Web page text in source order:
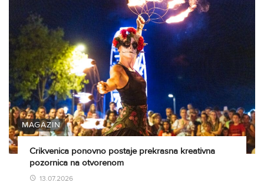
MAGAZIN
Crikvenica ponovno postaje prekrasna kreativna
pozornica na otvorenom
13.07.2026